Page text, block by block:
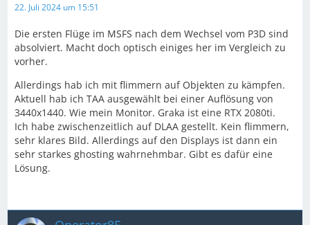
22. Juli 2024 um 15:51
Die ersten Flüge im MSFS nach dem Wechsel vom P3D sind
absolviert. Macht doch optisch einiges her im Vergleich zu
vorher.
Allerdings hab ich mit flimmern auf Objekten zu kämpfen.
Aktuell hab ich TAA ausgewählt bei einer Auflösung von
3440x1440. Wie mein Monitor. Graka ist eine RTX 2080ti.
Ich habe zwischenzeitlich auf DLAA gestellt. Kein flimmern,
sehr klares Bild. Allerdings auf den Displays ist dann ein
sehr starkes ghosting wahrnehmbar. Gibt es dafür eine
Lösung.